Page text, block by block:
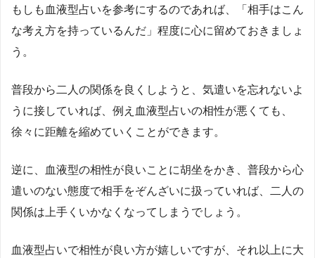
もしも血液型占いを参考にするのであれば、「相手はこん
な考え方を持っているんだ」程度に心に留めておきましょ
う。
普段から二人の関係を良くしようと、気遣いを忘れないよ
うに接していれば、例え血液型占いの相性が悪くても、
徐々に距離を縮めていくことができます。
逆に、血液型の相性が良いことに胡坐をかき、普段から心
遣いのない態度で相手をぞんざいに扱っていれば、二人の
関係は上手くいかなくなってしまうでしょう。
血液型占いで相性が良い方が嬉しいですが、それ以上に大